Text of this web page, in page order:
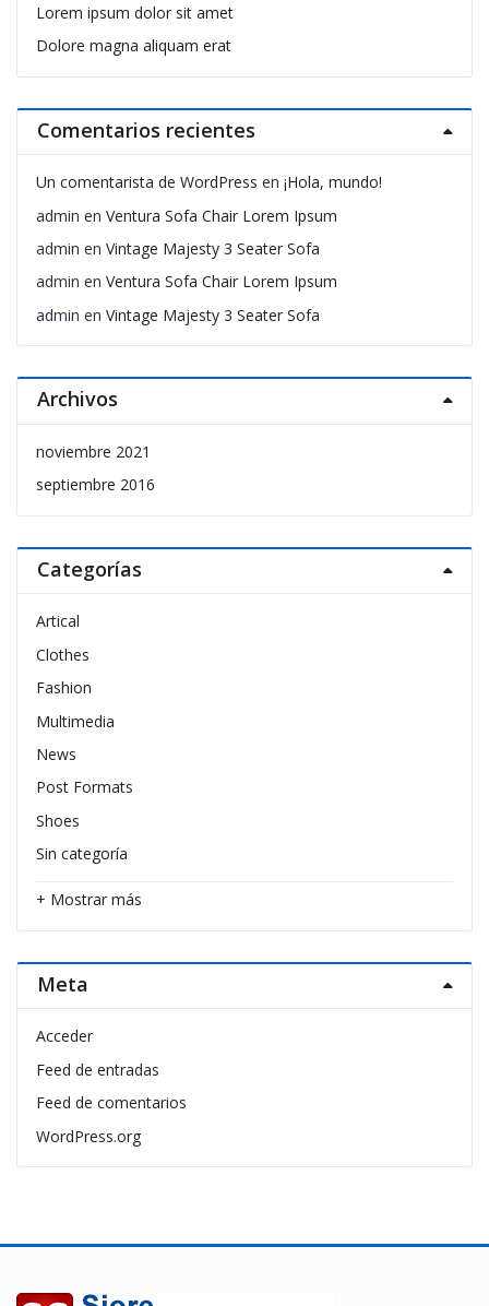
Lorem ipsum dolor sit amet
Dolore magna aliquam erat
Comentarios recientes
Un comentarista de WordPress en ¡Hola, mundo!
admin en Ventura Sofa Chair Lorem Ipsum
admin en Vintage Majesty 3 Seater Sofa
admin en Ventura Sofa Chair Lorem Ipsum
admin en Vintage Majesty 3 Seater Sofa
Archivos
noviembre 2021
septiembre 2016
Categorías
Artical
Clothes
Fashion
Multimedia
News
Post Formats
Shoes
Sin categoría
+ Mostrar más
Meta
Acceder
Feed de entradas
Feed de comentarios
WordPress.org